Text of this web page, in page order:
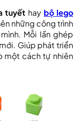
tuyết hay bộ lego
những công trình
Mỗi lần ghép
Giúp phát triển
một cách tự nhiên